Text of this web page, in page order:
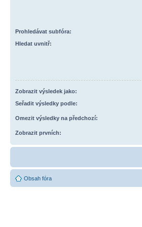
Prohledávat subfóra:
Hledat uvnitř:
Zobrazit výsledek jako:
Seřadit výsledky podle:
Omezit výsledky na předchozí:
Zobrazit prvních:
Obsah fóra